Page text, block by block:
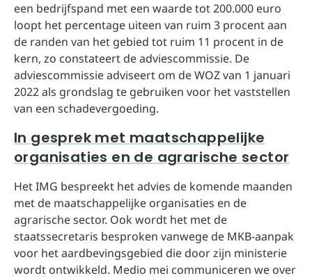
een bedrijfspand met een waarde tot 200.000 euro
loopt het percentage uiteen van ruim 3 procent aan
de randen van het gebied tot ruim 11 procent in de
kern, zo constateert de adviescommissie. De
adviescommissie adviseert om de WOZ van 1 januari
2022 als grondslag te gebruiken voor het vaststellen
van een schadevergoeding.
In gesprek met maatschappelijke
organisaties en de agrarische sector
Het IMG bespreekt het advies de komende maanden
met de maatschappelijke organisaties en de
agrarische sector. Ook wordt het met de
staatssecretaris besproken vanwege de MKB-aanpak
voor het aardbevingsgebied die door zijn ministerie
wordt ontwikkeld. Medio mei communiceren we over